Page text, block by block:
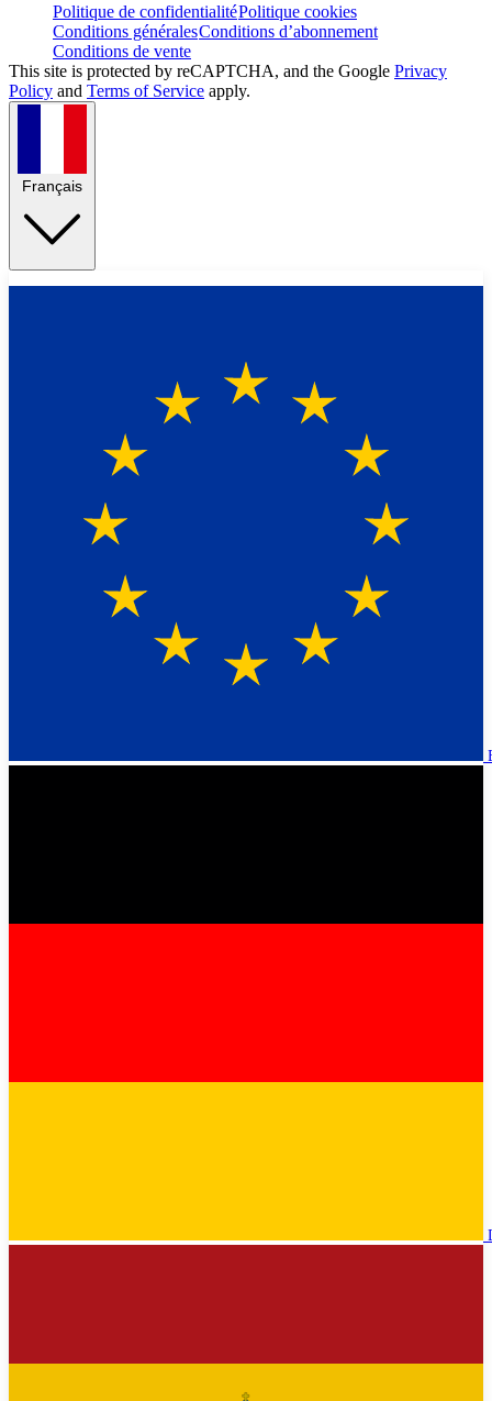
Politique de confidentialitéPolitique cookies
Conditions généralesConditions d’abonnement
Conditions de vente
This site is protected by reCAPTCHA, and the Google Privacy
Policy and Terms of Service apply.
Français